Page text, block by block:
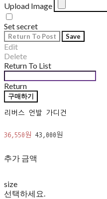
Upload Image
Set secret
Return To Post Save
Edit
Delete
Return To List
Return
구매하기
리버스 언발 가디건
36,550원 43,000원
추가 금액
size
선택하세요.